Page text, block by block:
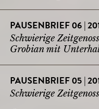
PAUSENBRIEF 06 |
Schwierige
Grobian mit
PAUSENBRIEF 05 |
Schwierige